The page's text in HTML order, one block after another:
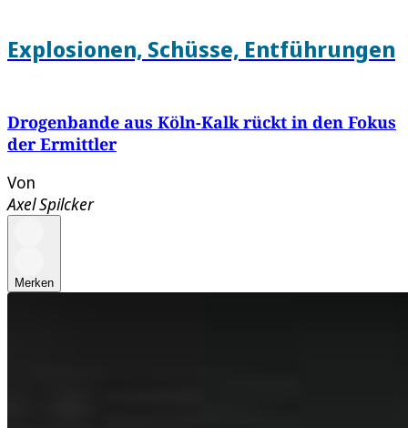
Explosionen, Schüsse, Entführungen
Drogenbande aus Köln-Kalk rückt in den Fokus
der Ermittler
Von
Axel Spilcker
Merken